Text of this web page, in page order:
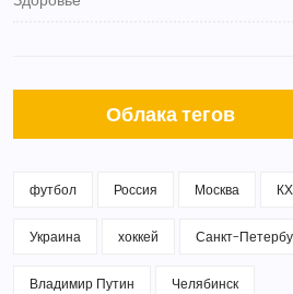
Облака тегов
футбол Россия Москва
Украина хоккей Санкт-
Владимир Путин Челябинск